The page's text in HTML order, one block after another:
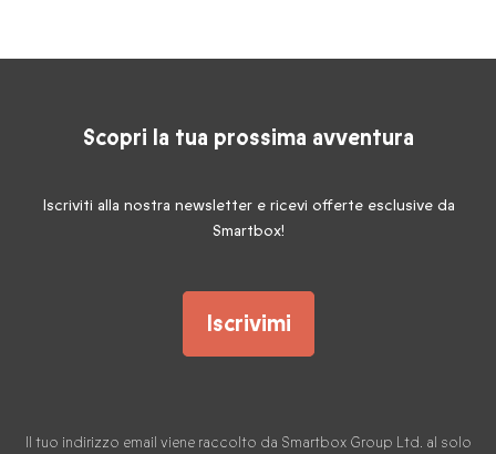
Scopri la tua prossima avventura
Iscriviti alla nostra newsletter e ricevi offerte esclusive da
Smartbox!
Iscrivimi
Il tuo indirizzo email viene raccolto da Smartbox Group Ltd. al solo